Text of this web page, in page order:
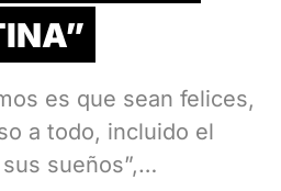
es que sean felices,
a todo, incluido el
sueños”,…